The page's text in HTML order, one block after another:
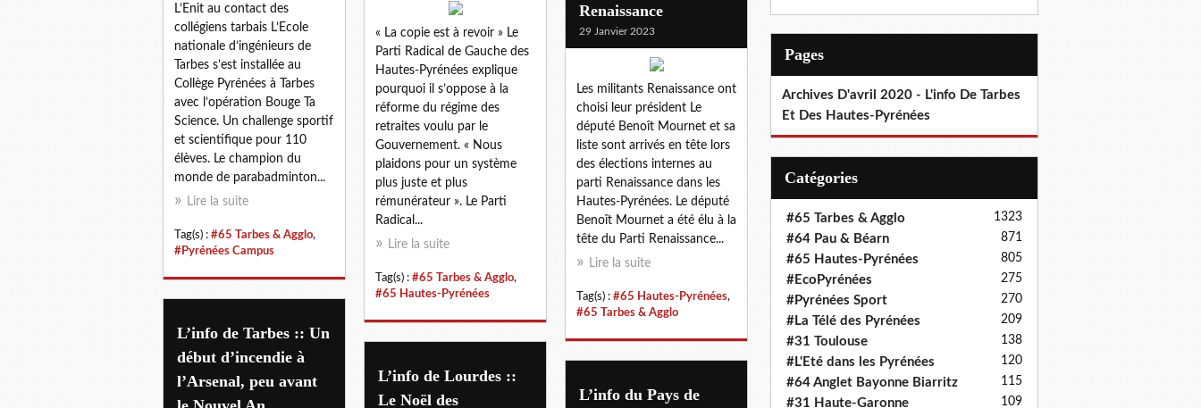
L’Enit au contact des
collégiens tarbais L’Ecole
nationale d’ingénieurs de
Tarbes s’est installée au
Collège Pyrénées à Tarbes
avec l’opération Bouge Ta
Science. Un challenge sportif
et scientifique pour 110
élèves. Le champion du
monde de parabadminton...
Lire la suite
Tag(s) : #65 Tarbes & Agglo,
#Pyrénées Campus
« La copie est à revoir » Le
Parti Radical de Gauche des
Hautes-Pyrénées explique
pourquoi il s’oppose à la
réforme du régime des
retraites voulu par le
Gouvernement. « Nous
plaidons pour un système
plus juste et plus
rémunérateur ». Le Parti
Radical...
Lire la suite
Tag(s) : #65 Tarbes & Agglo,
#65 Hautes-Pyrénées
Renaissance
29 Janvier 2023
Les militants Renaissance ont
choisi leur président Le
député Benoît Mournet et sa
liste sont arrivés en tête lors
des élections internes au
parti Renaissance dans les
Hautes-Pyrénées. Le député
Benoît Mournet a été élu à la
tête du Parti Renaissance...
Lire la suite
Tag(s) : #65 Hautes-Pyrénées,
#65 Tarbes & Agglo
L’info de Tarbes :: Un
début d’incendie à
l’Arsenal, peu avant
L’info de Lourdes ::
Le Noël des
L’info du Pays de
Pages
Archives D'avril 2020 - L'info De Tarbes
Et Des Hautes-Pyrénées
Catégories
#65 Tarbes & Agglo 1323
#64 Pau & Béarn 871
#65 Hautes-Pyrénées 805
#EcoPyrénées 275
#Pyrénées Sport 270
#La Télé des Pyrénées 209
#31 Toulouse 138
#L'Eté dans les Pyrénées 120
#64 Anglet Bayonne Biarritz 115
#31 Haute-Garonne 109